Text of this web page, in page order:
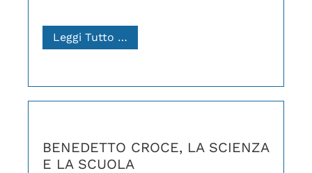
Leggi Tutto …
BENEDETTO CROCE, LA SCIENZA
E LA SCUOLA